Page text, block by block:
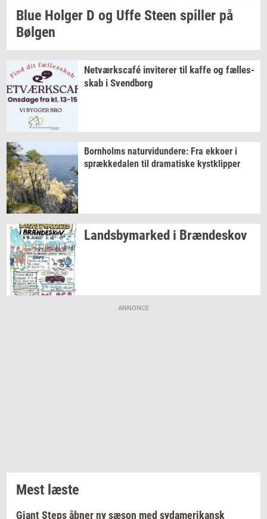
Blue Hol­ger D og Uffe Steen spil­ler på
Bøl­gen
Netværkscafé in­vi­te­rer til kaffe og fæl­les­
skab i Svend­borg
Born­holms na­tur­vi­dun­de­re: Fra ek­ko­er i
spræk­ke­da­len til dra­ma­ti­ske kyst­klip­per
Lands­by­mar­ked i Bræn­de­skov
ANNONCE
Mest læste
Giant Steps åbner ny sæson med sydamerikansk